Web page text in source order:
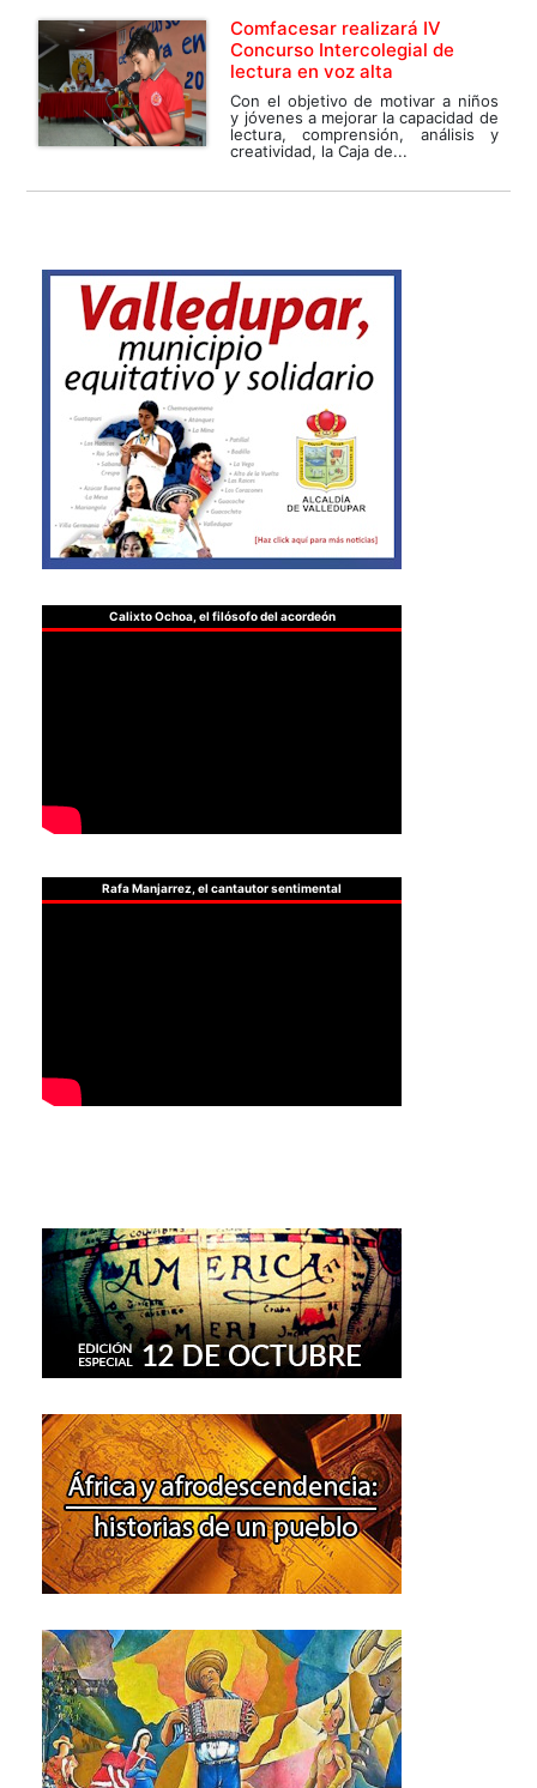
Comfacesar realizará IV
Concurso Intercolegial de
lectura en voz alta
Con el objetivo de motivar a niños
y jóvenes a mejorar la capacidad de
lectura, comprensión, análisis y
creatividad, la Caja de...
Calixto Ochoa, el filósofo del acordeón
Rafa Manjarrez, el cantautor sentimental